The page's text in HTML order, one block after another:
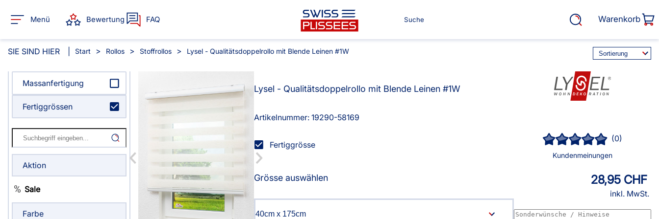
Menü Bewertung FAQ Warenkorb
Alle Produkte:
Für Ihre Fenster & Türen
Plissee
Alle Plissees
Massanfertigung
Fertiggrössen
Alle Rollos
Alle Lamellen
Massanfertigung
Zubehör
Jalousien
Alle Jalousien
Scheibengardinen
Kissen
Alle Kissen
Fertiggrössen
Tischdecke
Alle Tischdecken
Markisenstoff
Cosiflor® Marken
Plissees
EOS Marken Plissees
SIE SIND HIER Start Rollos Stoffrollos Lysel - Qualitätsdoppelrollo mit Blende Leinen #1W
Massanfertigung
Fertiggrössen
Aktion
Sale
Farbe
Lysel - Qualitätsdoppelrollo mit Blende Leinen #1W
Artikelnummer: 19290-58169
Fertiggrösse
Grösse auswählen
(0)
Kundenmeinungen
28,95 CHF
inkl. MwSt.